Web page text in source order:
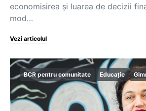
economisirea și luarea de decizii
mod…
Vezi articolul
BCR pentru comunitate Educație